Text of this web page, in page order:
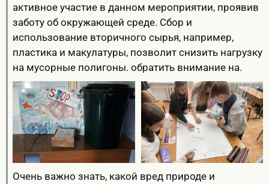
активное участие в данном мероприятии, проявив
заботу об окружающей среде. Сбор и
использование вторичного сырья, например,
пластика и макулатуры, позволит снизить нагрузку
на мусорные полигоны. обратить внимание на.
Очень важно знать, какой вред природе и